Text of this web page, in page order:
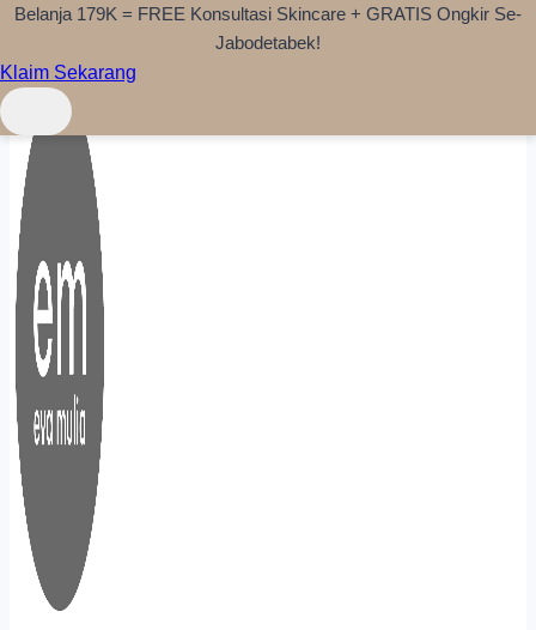
Skip to content
Belanja 179K = FREE Konsultasi Skincare + GRATIS Ongkir Se-
Jabodetabek!
Klaim Sekarang